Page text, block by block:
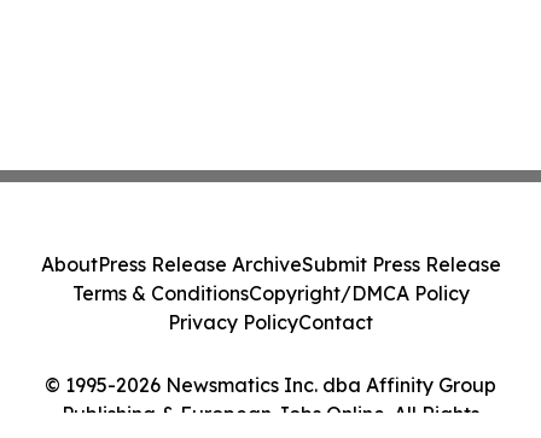
© 1995-2026 Newsmatics Inc. dba Affinity Group
Publishing & European Jobs Online. All Rights
AboutPress Release ArchiveSubmit Press Release
Terms & ConditionsCopyright/DMCA Policy
Privacy PolicyContact